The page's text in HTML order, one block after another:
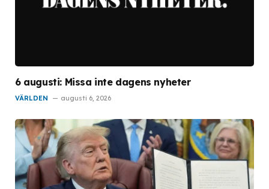
6 augusti: Missa inte dagens nyheter
VÄRLDEN augusti 6, 2026